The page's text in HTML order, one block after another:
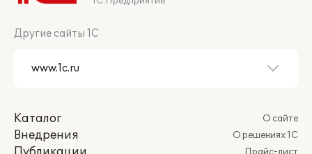
Другие сайты 1С
Каталог
Внедрения
О сайте
О решениях 1С